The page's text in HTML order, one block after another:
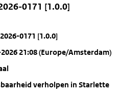
0171 [1.0.0]
0171 [1.0.0]
21:08 (Europe/Amsterdam)
verholpen in Starlette